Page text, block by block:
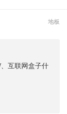
地板
互联网盒子什